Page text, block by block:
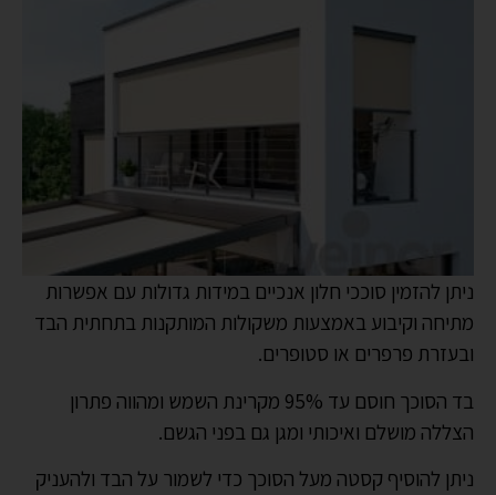
ניתן להזמין סוככי חלון אנכיים במידות גדולות עם אפשרות
מתיחה וקיבוע באמצעות משקולות המותקנות בתחתית הבד
ובעזרת פרפרים או סטופרים.
בד הסוכך חוסם עד 95% מקרינת השמש ומהווה פתרון
הצללה מושלם ואיכותי ומגן גם בפני הגשם.
ניתן להוסיף קסטה מעל הסוכך כדי לשמור על הבד ולהעניק